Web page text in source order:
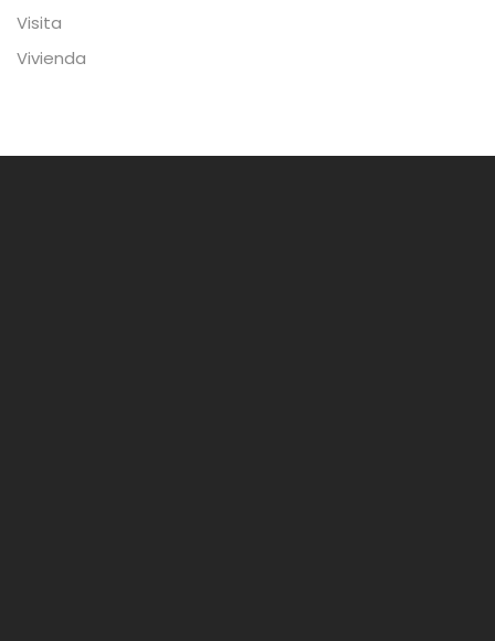
Visita
Vivienda